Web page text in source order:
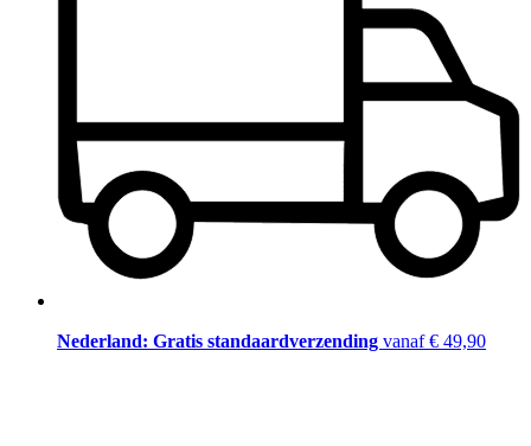
Nederland: Gratis standaardverzending vanaf € 49,90